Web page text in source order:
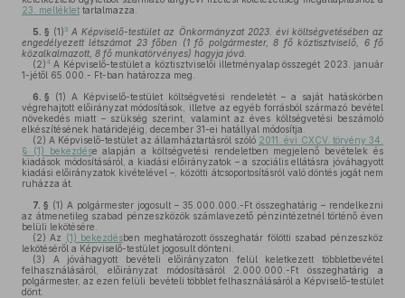
23. melléklet tartalmazza.
5. § (1)3 A Képviselő-testület az Önkormányzat 2023. évi költségvetésében az
engedélyezett létszámot 23 főben (1 fő polgármester, 8 fő köztisztviselő, 6 fő
közalkalmazott, 8 fő munkatörvényes) hagyja jóvá.
(2)4 A Képviselő-testület a köztisztviselői illetményalap összegét 2023. január
1-jétől 65.000.- Ft-ban határozza meg.
6. § (1) A Képviselő-testület költségvetési rendeletét – a saját hatáskörben
végrehajtott előirányzat módosítások, illetve az egyéb forrásból származó bevétel
növekedés miatt – szükség szerint, valamint az éves költségvetési beszámoló
elkészítésének határidejéig, december 31-ei hatállyal módosítja.
(2) A Képviselő-testület az államháztartásról szóló 2011. évi CXCV. törvény 34.
§ (1) bekezdése alapján a költségvetési rendeletben megjelenő bevételek és
kiadások módosításáról, a kiadási előirányzatok – a szociális ellátásra jóváhagyott
kiadási előirányzatok kivételével –, közötti átcsoportosításról való döntés jogát nem
ruházza át.
7. § (1) A polgármester jogosult – 35.000.000.-Ft összeghatárig – rendelkezni
az átmenetileg szabad pénzeszközök számlavezető pénzintézetnél történő éven
belüli lekötésére.
(2) Az (1) bekezdésben meghatározott összeghatár fölötti szabad pénzeszköz
lekötéséről a Képviselő-testület jogosult dönteni.
(3) A jóváhagyott bevételi előirányzaton felül keletkezett többletbevétel
felhasználásáról, előirányzat módosításáról 2.000.000.-Ft összeghatárig a
polgármester, az ezen felüli bevételi többlet felhasználásáról a Képviselő-testület
dönt.